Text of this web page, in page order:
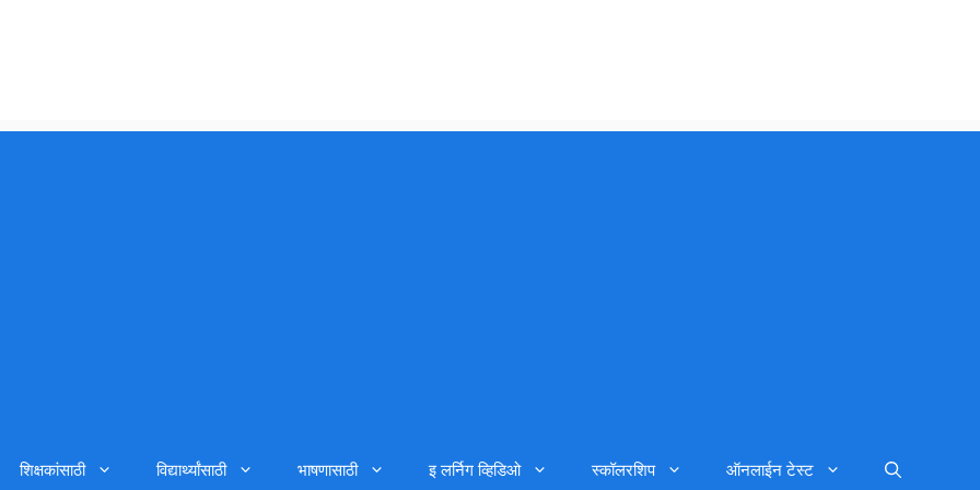
शिक्षकांसाठी विद्यार्थ्यांसाठी भाषणासाठी इ लर्निग व्हिडिओ स्कॉलरशिप ऑनलाईन टेस्ट